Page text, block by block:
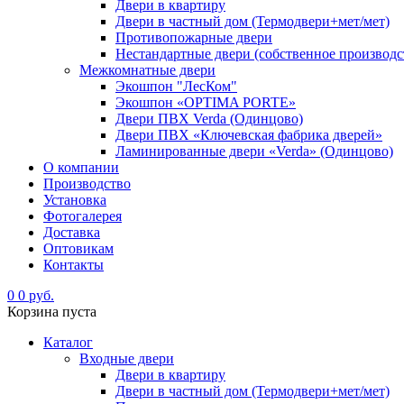
Двери в квартиру
Двери в частный дом (Термодвери+мет/мет)
Противопожарные двери
Нестандартные двери (собственное
Межкомнатные двери
Экошпон "ЛесКом"
Экошпон «OPTIMA PORTE»
Двери ПВХ Verda (Одинцово)
Двери ПВХ «Ключевская фабрика дверей»
Ламинированные двери «Verda» (Одинцово)
О компании
Производство
Установка
Фотогалерея
Доставка
Оптовикам
Контакты
0 0 руб.
Корзина пуста
Каталог
Входные двери
Двери в квартиру
Двери в частный дом (Термодвери+мет/мет)